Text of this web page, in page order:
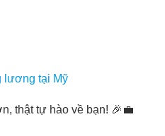
thật tự hào về bạn! 🎉💼